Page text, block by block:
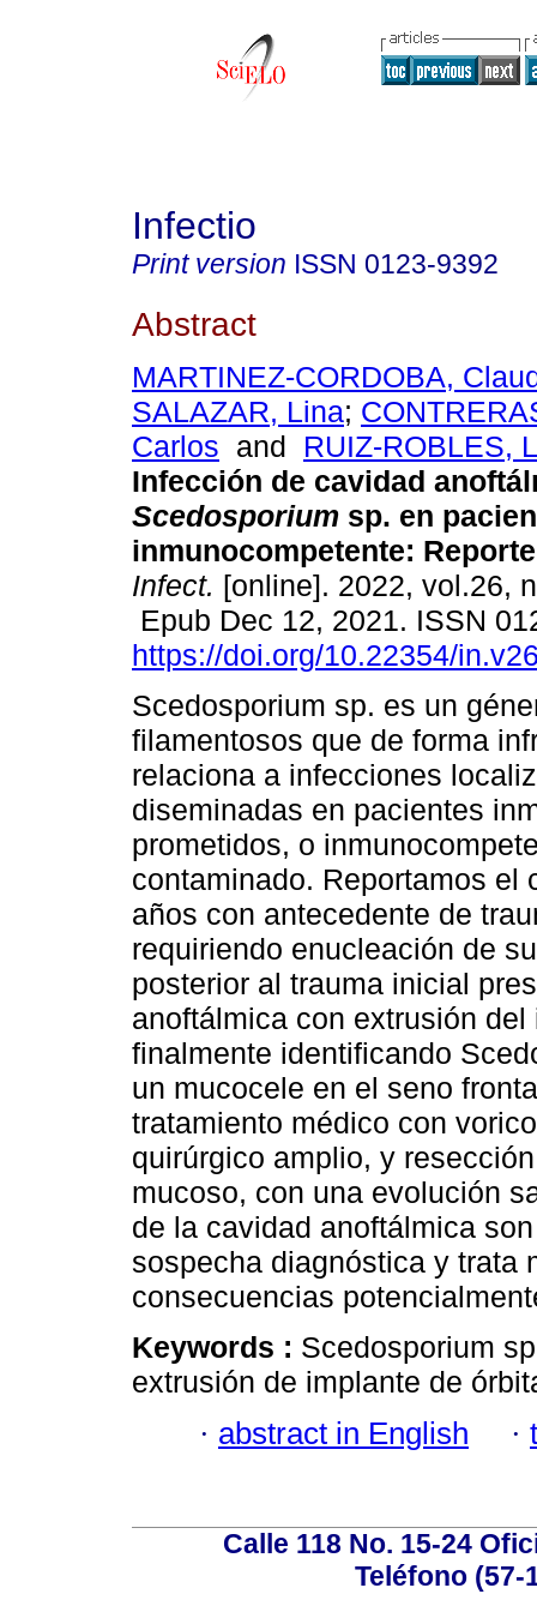
Infectio
Print version ISSN 0123-9392
Abstract
MARTINEZ-CORDOBA,
SALAZAR, Lina;
Carlos and RUIZ-ROBLES,
Infección de cavidad
Scedosporium sp. en
inmunocompetente:
Infect. [online]. 2022, vol.26,
Epub Dec 12, 2021. ISSN
https://doi.org/10.22354/
Scedosporium sp. es un
filamentosos que de forma
relaciona a infecciones
diseminadas en pacientes
prometidos, o
contaminado. Reportamos el
años con antecedente de
requiriendo enucleación de
posterior al trauma inicial
anoftálmica con extrusión
finalmente identificando
un mucocele en el seno
tratamiento médico con
quirúrgico amplio, y
mucoso, con una evolución
de la cavidad anoftálmica
sospecha diagnóstica y trata
consecuencias
Keywords : Scedosporium
extrusión de implante de
· abstract in English ·
Calle 118 No. 15-24
Teléfono (57-